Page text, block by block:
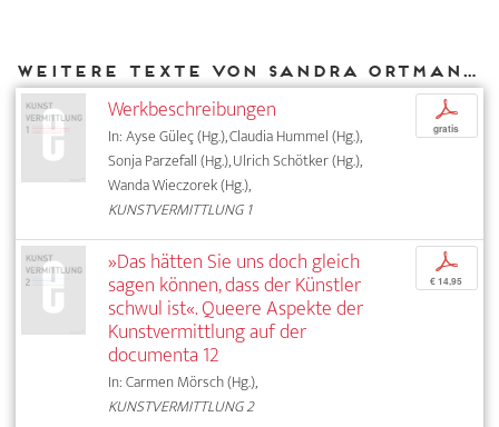
Weitere Texte von Sandra Ortmann bei DIAPHANES
Werkbeschreibungen
In: Ayse Güleç (Hg.), Claudia Hummel (Hg.),
Sonja Parzefall (Hg.), Ulrich Schötker (Hg.),
Wanda Wieczorek (Hg.),
KUNSTVERMITTLUNG 1
p
gratis
»Das hätten Sie uns doch gleich
sagen können, dass der Künstler
schwul ist«. Queere Aspekte der
Kunstvermittlung auf der
documenta 12
In: Carmen Mörsch (Hg.),
KUNSTVERMITTLUNG 2
p
€ 14,95